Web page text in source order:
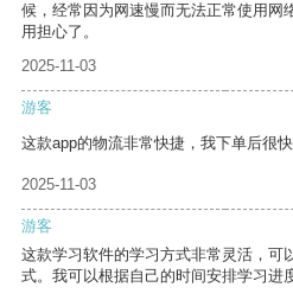
候，经常因为网速慢而无法正常使用网
用担心了。
2025-11-03
游客
这款app的物流非常快捷，我下单后很快
2025-11-03
游客
这款学习软件的学习方式非常灵活，可
式。我可以根据自己的时间安排学习进